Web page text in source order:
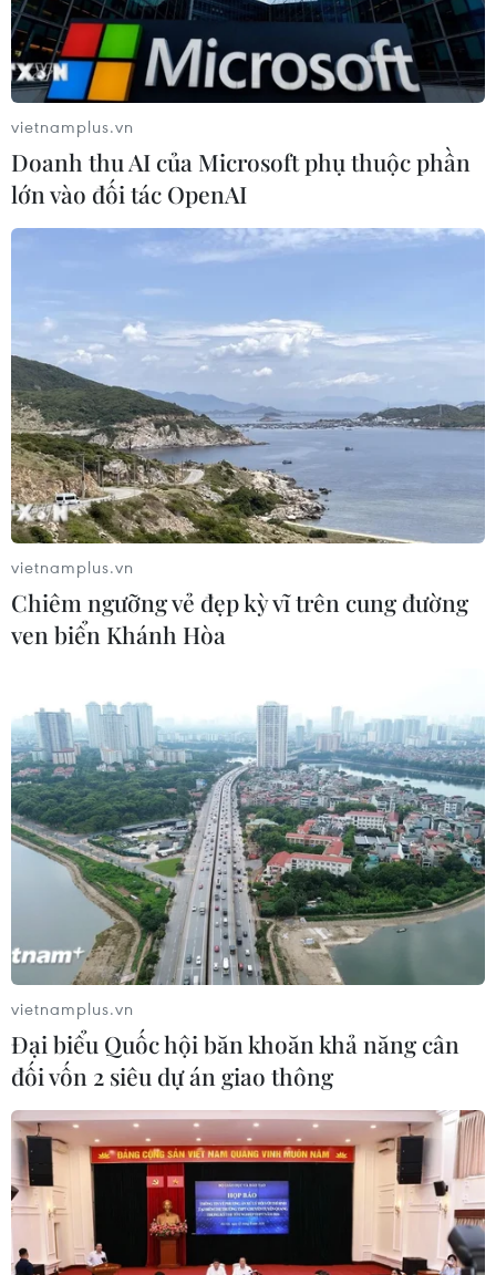
TIN CÙNG CHUYÊN MỤC
Ngoại giao kinh tế: Kiến tạo hệ sinh
thái đồng hành và thúc đẩy tự chủ
công nghệ
06/08/2026 15:33
vietnamplus.vn
Doanh thu AI của Microsoft phụ thuộc phần
lớn vào đối tác OpenAI
vietnamplus.vn
Chiêm ngưỡng vẻ đẹp kỳ vĩ trên cung đường
ven biển Khánh Hòa
vietnamplus.vn
Đại biểu Quốc hội băn khoăn khả năng cân
đối vốn 2 siêu dự án giao thông